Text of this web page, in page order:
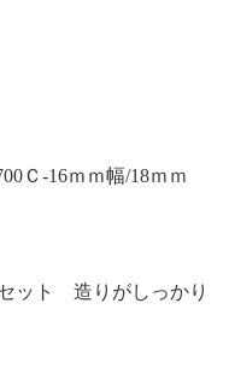
Ｃ-16ｍｍ幅/18ｍｍ
ット 造りがしっかり